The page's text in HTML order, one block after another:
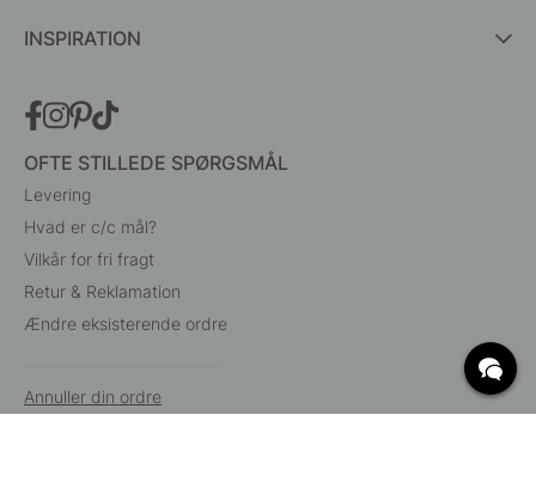
INSPIRATION
OFTE STILLEDE SPØRGSMÅL
Levering
Hvad er c/c mål?
Vilkår for fri fragt
Retur & Reklamation
Ændre eksisterende ordre
Annuller din ordre